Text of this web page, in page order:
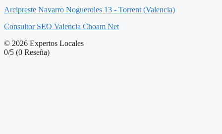
Arcipreste Navarro Nogueroles 13 - Torrent (Valencia)
Consultor SEO Valencia Choam Net
© 2026 Expertos Locales
0/5 (0 Reseña)